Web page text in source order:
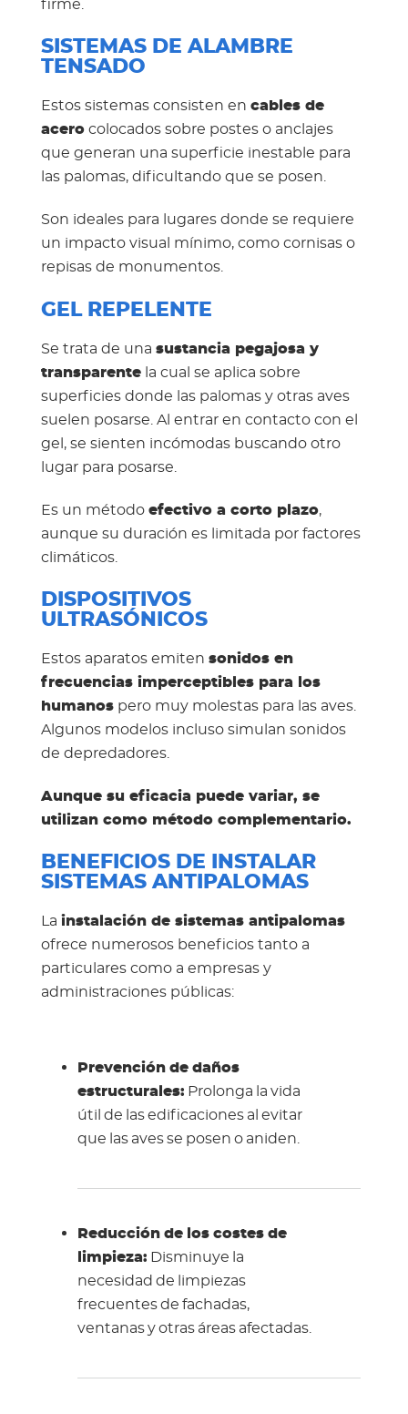
firme.
SISTEMAS DE ALAMBRE
TENSADO
Estos sistemas consisten en cables de
acerocolocados sobre postes o anclajes
que generan una superficie inestable para
las palomas, dificultando que se posen.
Son ideales para lugares donde se requiere
un impacto visual mínimo, como cornisas o
repisas de monumentos.
GEL REPELENTE
Se trata de una sustancia pegajosa y
transparentela cual se aplica sobre
superficies donde las palomas y otras aves
suelen posarse. Al entrar en contacto con el
gel, se sienten incómodas buscando otro
lugar para posarse.
Es un método efectivo a corto plazo,
aunque su duración es limitada por factores
climáticos.
DISPOSITIVOS
ULTRASÓNICOS
Estos aparatos emiten sonidos en
frecuencias imperceptibles para los
humanospero muy molestas para las aves.
Algunos modelos incluso simulan sonidos
de depredadores.
Aunque su eficacia puede variar, se
utilizan como método complementario.
BENEFICIOS DE INSTALAR
SISTEMAS ANTIPALOMAS
La instalación de sistemas antipalomas
ofrece numerosos beneficios tanto a
particulares como a empresas y
administraciones públicas:
Prevención de daños
estructurales: Prolonga la vida
útil de las edificaciones al evitar
que las aves se posen o aniden.
Reducción de los costes de
limpieza: Disminuye la
necesidad de limpiezas
frecuentes de fachadas,
ventanas y otras áreas afectadas.